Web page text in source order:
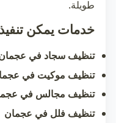
طويلة.
خدمات يمكن
تنظيف سجاد في
تنظيف موكيت في
تنظيف مجالس في
تنظيف فلل في عجمان